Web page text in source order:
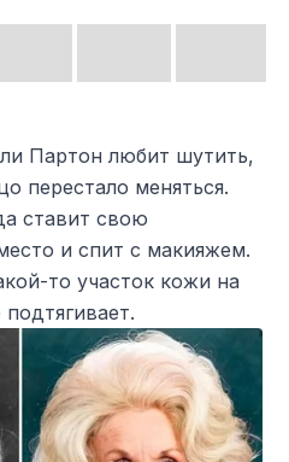
Партон любит шутить,
перестало меняться.
ставит свою
и спит с макияжем.
то участок кожи на